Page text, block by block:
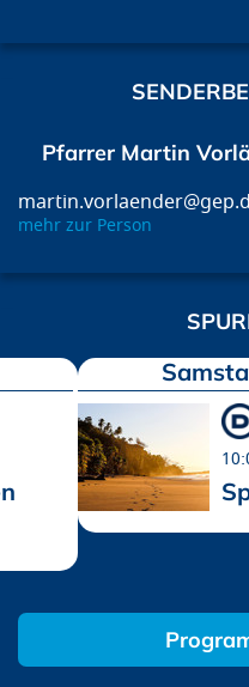
Pfarrer Martin
mehr zur Person